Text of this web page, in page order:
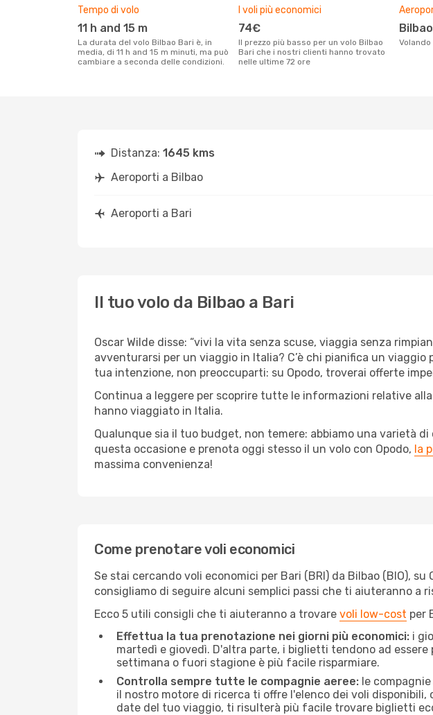
Tempo di volo
11 h and 15 m
La durata del volo Bilbao Bari è, in
media, di 11 h and 15 m minuti, ma può
cambiare a seconda delle condizioni.
I voli più economici
74€
Il prezzo più basso per un volo Bilbao
Bari che i nostri clienti hanno trovato
nelle ultime 72 ore
Distanza: 1645 kms
Aeroporti a Bilbao
Aeroporti a Bari
Il tuo volo da Bilbao a Bari
Oscar Wilde disse: “vivi la vita senza scuse, viaggia senza
avventurarsi per un viaggio in Italia? C’è chi pianifica un
tua intenzione, non preoccuparti: su Opodo, troverai offerte
Continua a leggere per scoprire tutte le informazioni relative
hanno viaggiato in Italia.
Qualunque sia il tuo budget, non temere: abbiamo una varietà
questa occasione e prenota oggi stesso il un volo con Opodo, la
massima convenienza!
Come prenotare voli economici
Se stai cercando voli economici per Bari (BRI) da Bilbao (BIO),
consigliamo di seguire alcuni semplici passi che ti aiuteranno a
Ecco 5 utili consigli che ti aiuteranno a trovare voli low-cost per
Effettua la tua prenotazione nei giorni più economici: i
martedì e giovedì. D'altra parte, i biglietti tendono ad
settimana o fuori stagione è più facile risparmiare.
Controlla sempre tutte le compagnie aeree: le
il nostro motore di ricerca ti offre l'elenco dei voli
date del tuo viaggio, ti risulterà più facile trovare biglietti